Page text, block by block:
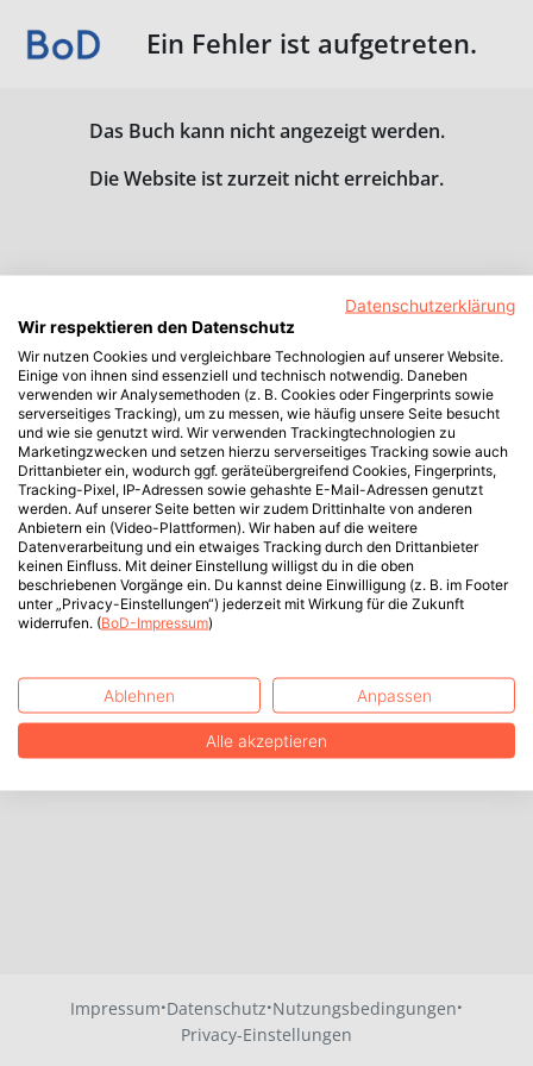
Ein Fehler ist aufgetreten.
Das Buch kann nicht angezeigt werden.
Die Website ist zurzeit nicht erreichbar.
Impressum·Datenschutz·Nutzungsbedingungen·
Privacy-Einstellungen
Datenschutzerklärung
Wir respektieren den Datenschutz
Wir nutzen Cookies und vergleichbare Technologien auf unserer Website.
Einige von ihnen sind essenziell und technisch notwendig. Daneben
verwenden wir Analysemethoden (z. B. Cookies oder Fingerprints sowie
serverseitiges Tracking), um zu messen, wie häufig unsere Seite besucht
und wie sie genutzt wird. Wir verwenden Trackingtechnologien zu
Marketingzwecken und setzen hierzu serverseitiges Tracking sowie auch
Drittanbieter ein, wodurch ggf. geräteübergreifend Cookies, Fingerprints,
Tracking-Pixel, IP-Adressen sowie gehashte E-Mail-Adressen genutzt
werden. Auf unserer Seite betten wir zudem Drittinhalte von anderen
Anbietern ein (Video-Plattformen). Wir haben auf die weitere
Datenverarbeitung und ein etwaiges Tracking durch den Drittanbieter
keinen Einfluss. Mit deiner Einstellung willigst du in die oben
beschriebenen Vorgänge ein. Du kannst deine Einwilligung (z. B. im Footer
unter „Privacy-Einstellungen“) jederzeit mit Wirkung für die Zukunft
widerrufen. (BoD-Impressum)
Ablehnen Anpassen
Alle akzeptieren